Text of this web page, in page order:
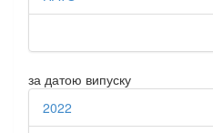
за датою випуску
2022